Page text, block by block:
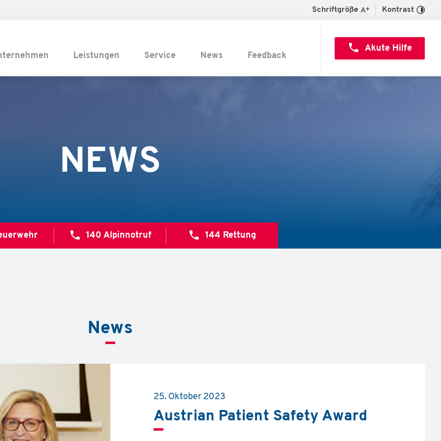
Schriftgröße Kontrast
Leistungen Service News Feedback
call Akute Hilfe
NEWS
call 140 Alpinnotruf call 144 Rettung
News
25. Oktober 2023
Austrian Patient Safety Award